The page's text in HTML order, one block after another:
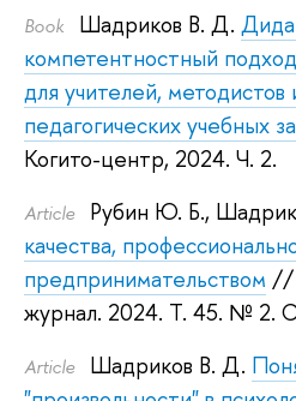
Book Шадриков В. Д.
компетентностный
для учителей, методистов
педагогических учебных
Когито-центр, 2024. Ч. 2.
Article Рубин Ю. Б.,
качества,
предпринимательством //
журнал. 2024. Т. 45. № 2.
Article Шадриков В. Д.